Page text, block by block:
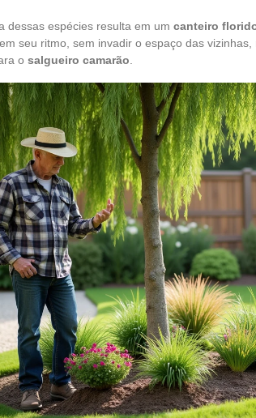
dessas espécies resulta em um canteiro
seu ritmo, sem invadir o espaço das vizinhas,
o salgueiro camarão